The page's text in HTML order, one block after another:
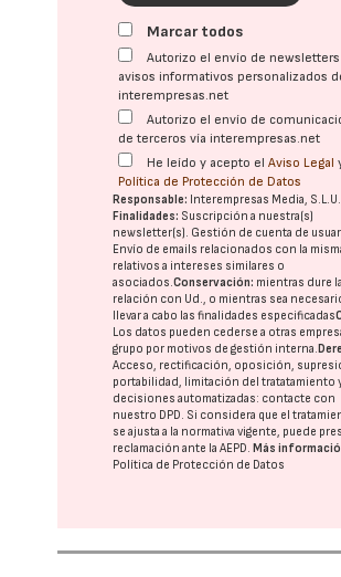
Marcar todos
Autorizo el envío de
avisos informativos personalizados
interempresas.net
Autorizo el envío de
de terceros vía interempresas.net
He leído y acepto elAviso Legal
Política de Protección de Datos
Responsable: Interempresas Media, S.L.U.
Finalidades: Suscripción a nuestra(s)
newsletter(s). Gestión de cuenta de
Envío de emails relacionados con la
relativos a intereses similares o
asociados.Conservación: mientras dure la
relación con Ud., o mientras sea
llevar a cabo las finalidades especificadas
Los datos pueden cederse a otras
grupo por motivos de gestión interna.
Acceso, rectificación, oposición,
portabilidad, limitación del tratatamiento
decisiones automatizadas: contacte con
nuestro DPD. Si considera que el
se ajusta a la normativa vigente, puede
reclamación ante laAEPD.Más
Política de Protección de Datos